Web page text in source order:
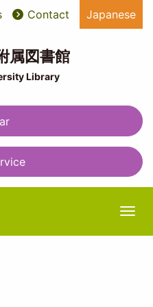
Contact Japanese
属図書館
Library